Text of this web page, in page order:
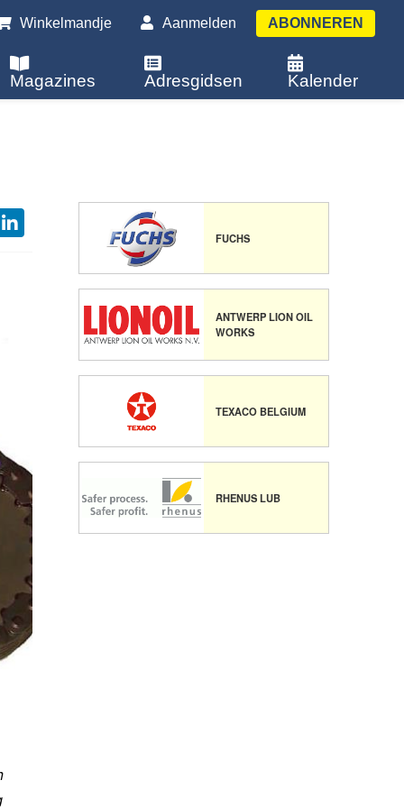
Winkelmandje Aanmelden ABONNEREN
Magazines Adresgidsen Kalender
FUCHS
ANTWERP LION OIL
WORKS
TEXACO BELGIUM
RHENUS LUB